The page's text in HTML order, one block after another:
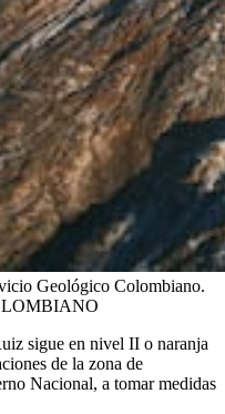
Geológico Colombiano.
sigue en nivel II o naranja
de la zona de
Nacional, a tomar medidas